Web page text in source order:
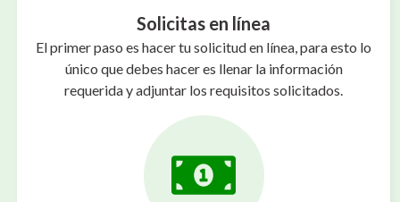
Solicitas en línea
El primer paso es hacer tu solicitud en línea, para esto lo
único que debes hacer es llenar la información
requerida y adjuntar los requisitos solicitados.